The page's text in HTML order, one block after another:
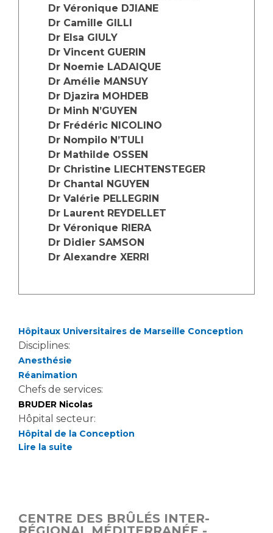
Dr Véronique DJIANE
Dr Camille GILLI
Dr Elsa GIULY
Dr Vincent GUERIN
Dr Noemie LADAIQUE
Dr Amélie MANSUY
Dr Djazira MOHDEB
Dr Minh N’GUYEN
Dr Frédéric NICOLINO
Dr Nompilo N’TULI
Dr Mathilde OSSEN
Dr Christine LIECHTENSTEGER
Dr Chantal NGUYEN
Dr Valérie PELLEGRIN
Dr Laurent REYDELLET
Dr Véronique RIERA
Dr Didier SAMSON
Dr Alexandre XERRI
Hôpitaux Universitaires de Marseille Conception
Disciplines:
Anesthésie
Réanimation
Chefs de services:
BRUDER Nicolas
Hôpital secteur:
Hôpital de la Conception
Lire la suite
CENTRE DES BRÛLÉS INTER-